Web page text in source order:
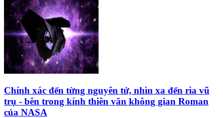
Chính xác đến từng nguyên tử, nhìn xa đến rìa vũ
trụ - bên trong kính thiên văn không gian Roman
của NASA